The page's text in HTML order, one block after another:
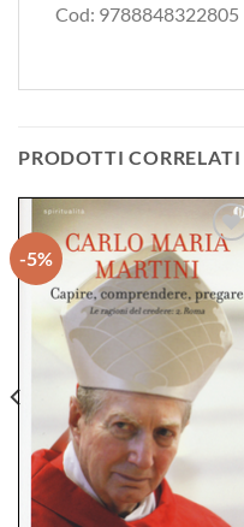
Cod: 9788848322805
PRODOTTI CORRELATI
-5%
Aggiungi
alla lista
dei
desideri